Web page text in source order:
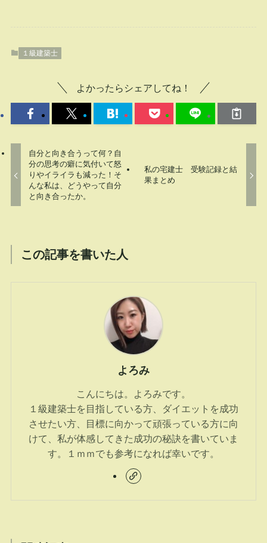
１級建築士
よかったらシェアしてね！
自分と向き合うって何？自
分の思考の癖に気付いて怒
りやイライラも減った！そ
んな私は、どうやって自分
と向き合ったか。
私の宅建士 受験記録と結
果まとめ
この記事を書いた人
よろみ
こんにちは。よろみです。
１級建築士を目指している方、ダイエットを成功
させたい方、目標に向かって頑張っている方に向
けて、私が体感してきた成功の秘訣を書いていま
す。１ｍｍでも参考になれば幸いです。